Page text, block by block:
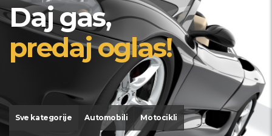
Daj gas,
predaj oglas!
Sve kategorije Automobili Motocikli